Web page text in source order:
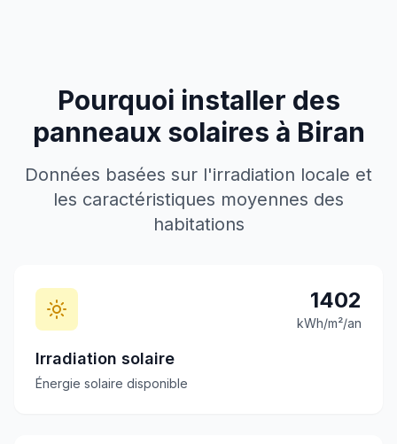
Pourquoi installer des
panneaux solaires à Biran
Données basées sur l'irradiation locale et
les caractéristiques moyennes des
habitations
1402
kWh/m²/an
Irradiation solaire
Énergie solaire disponible